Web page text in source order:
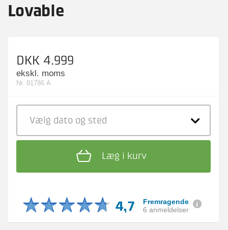
Lovable
DKK 4.999
ekskl. moms
Nr. 91786 A
Vælg dato og sted
Læg i kurv
4,7
Fremragende
6 anmeldelser